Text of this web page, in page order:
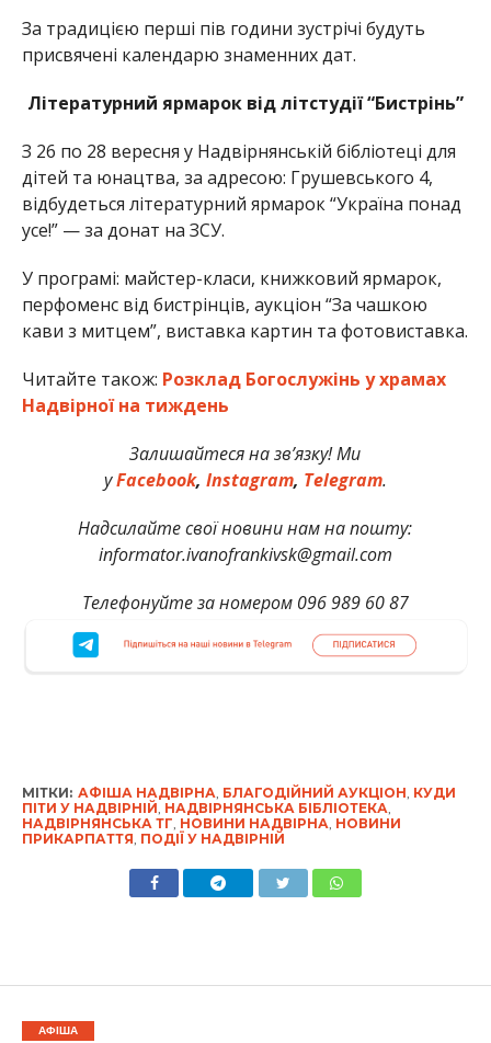
За традицією перші пів години зустрічі будуть
присвячені календарю знаменних дат.
Літературний ярмарок від літстудії “Бистрінь”
З 26 по 28 вересня у Надвірнянській бібліотеці для
дітей та юнацтва, за адресою: Грушевського 4,
відбудеться літературний ярмарок “Україна понад
усе!” — за донат на ЗСУ.
У програмі: майстер-класи, книжковий ярмарок,
перфоменс від бистрінців, аукціон “За чашкою
кави з митцем”, виставка картин та фотовиставка.
Читайте також: Розклад Богослужінь у храмах
Надвірної на тиждень
Залишайтеся на зв’язку! Ми
уFacebook, Instagram, Telegram.
Надсилайте свої новини нам на пошту:
informator.ivanofrankivsk@gmail.com
Телефонуйте за номером 096 989 60 87
МІТКИ: АФІША НАДВІРНА, БЛАГОДІЙНИЙ АУКЦІОН, КУДИ
ПІТИ У НАДВІРНІЙ, НАДВІРНЯНСЬКА БІБЛІОТЕКА,
НАДВІРНЯНСЬКА ТГ, НОВИНИ НАДВІРНА, НОВИНИ
ПРИКАРПАТТЯ, ПОДІЇ У НАДВІРНІЙ
АФІША